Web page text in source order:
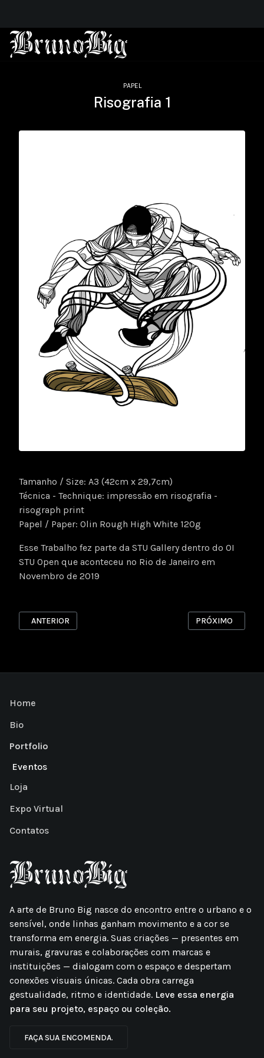
PAPEL
Risografia 1
Tamanho / Size: A3 (42cm x 29,7cm)
Técnica - Technique: impressão em risografia -
risograph print
Papel / Paper: Olin Rough High White 120g
Esse Trabalho fez parte da STU Gallery dentro do OI
STU Open que aconteceu no Rio de Janeiro em
Novembro de 2019
ARTIGO ANTERIOR: RISOGRAFIA 2
ANTERIOR PRÓXIMO
PRÓXIMO
Home
Bio
Portfolio
Eventos
Loja
Expo Virtual
Contatos
A arte de Bruno Big nasce do encontro entre o urbano e o
sensível, onde linhas ganham movimento e a cor se
transforma em energia. Suas criações — presentes em
murais, gravuras e colaborações com marcas e
instituições — dialogam com o espaço e despertam
conexões visuais únicas. Cada obra carrega
gestualidade, ritmo e identidade. Leve essa energia
para seu projeto, espaço ou coleção.
FAÇA SUA ENCOMENDA.